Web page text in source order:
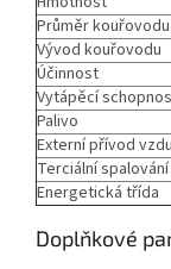
Průměr kouřovodu
Vývod kouřovodu
Účinnost
Vytápěcí
Palivo
Externí přívod
Terciální spalování
Energetická třída
Doplňkové